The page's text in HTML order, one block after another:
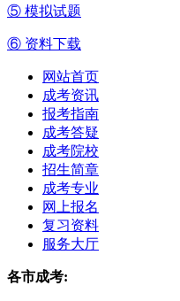
⑤ 模拟试题
⑥ 资料下载
网站首页
成考资讯
报考指南
成考答疑
成考院校
招生简章
成考专业
网上报名
复习资料
服务大厅
各市成考: